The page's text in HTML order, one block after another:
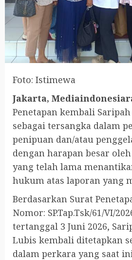
Foto: Istimewa
Jakarta,
Penetapan kembali
sebagai tersangka dalam
penipuan dan/atau
dengan harapan besar
yang telah lama
hukum atas laporan yang
Berdasarkan Surat
Nomor: SP.Tap.Tsk/61/VI/
tertanggal 3 Juni 2026,
Lubis kembali ditetapkan
dalam perkara yang saat